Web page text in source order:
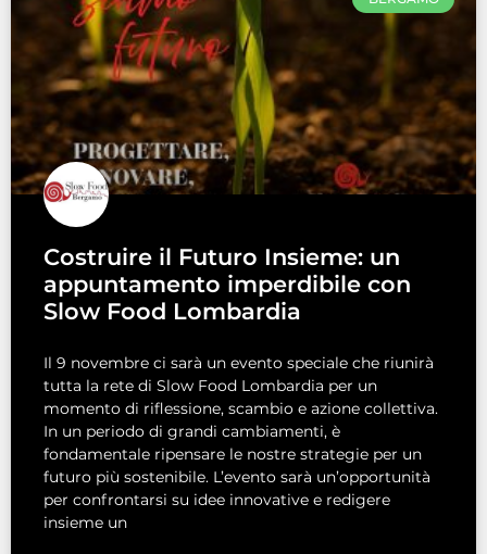
Costruire il Futuro Insieme: un
appuntamento imperdibile con
Slow Food Lombardia
Il 9 novembre ci sarà un evento speciale che riunirà
tutta la rete di Slow Food Lombardia per un
momento di riflessione, scambio e azione collettiva.
In un periodo di grandi cambiamenti, è
fondamentale ripensare le nostre strategie per un
futuro più sostenibile. L’evento sarà un’opportunità
per confrontarsi su idee innovative e redigere
insieme un